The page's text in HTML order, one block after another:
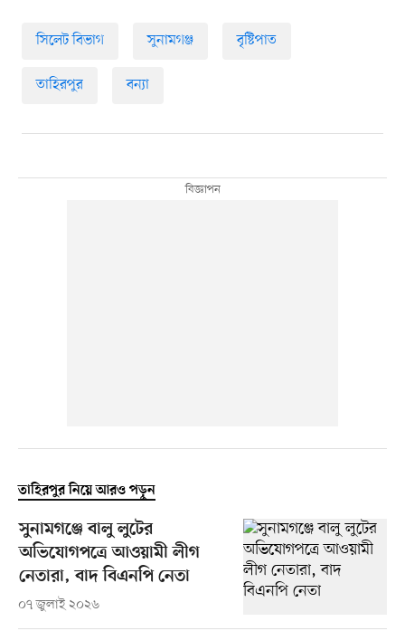
সিলেট বিভাগ সুনামগঞ্জ বৃষ্টিপাত
তাহিরপুর বন্যা
তাহিরপুর নিয়ে আরও পড়ুন
সুনামগঞ্জে বালু লুটের
অভিযোগপত্রে আওয়ামী লীগ
নেতারা, বাদ বিএনপি নেতা
০৭ জুলাই ২০২৬